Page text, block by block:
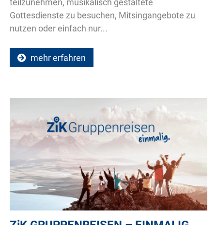
teilzunehmen, musikalisch gestaltete
Gottesdienste zu besuchen, Mitsingangebote zu
nutzen oder einfach nur...
mehr erfahren